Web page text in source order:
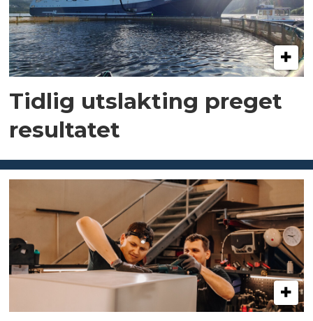
Tidlig utslakting preget
resultatet